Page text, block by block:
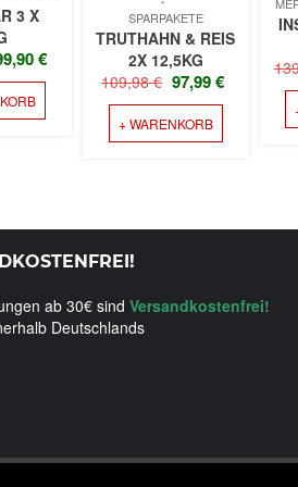
3 X
€
€
AKTUELLER
SPARPAKETE
TRUTHAHN & REIS
2X 12,5KG
109,98€
PREIS
WAR:
109,98 €
97,99€
+ WARENKORB
ab 30€ sind Versandkostenfrei!
Deutschlands